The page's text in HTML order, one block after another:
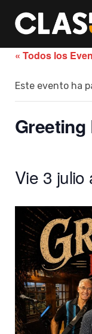
content
« Todos los
Este evento ha
Greeting
Vie 3 julio